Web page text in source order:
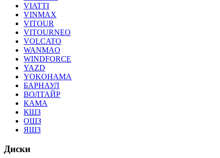
VIATTI
VINMAX
VITOUR
VITOURNEO
VOLCATO
WANMAO
WINDFORCE
YAZD
YOKOHAMA
БАРНАУЛ
ВОЛТАЙР
КАМА
КШЗ
ОШЗ
ЯШЗ
Диски